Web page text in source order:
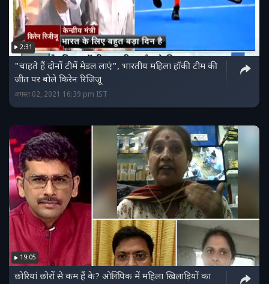
2:31
"चाहते हैं दोनों टीमें मेडल लाएं", भारतीय महिला हॉकी टीम की
जीत पर बोले किरेन रिजिजू
अगस्त 02, 2021 16:39 pm IST
19:05
छोरियां छोरों से कम हैं के? ओलिंपिक में महिला खिलाड़ियों का